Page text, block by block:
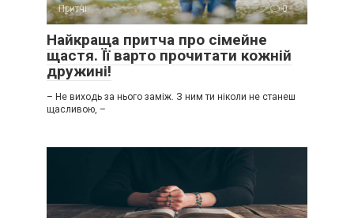
Притчі 0
Найкраща притча про сімейне
щастя. Її варто прочитати кожній
дружині!
– Не виходь за нього заміж. З ним ти ніколи не станеш
щасливою, –